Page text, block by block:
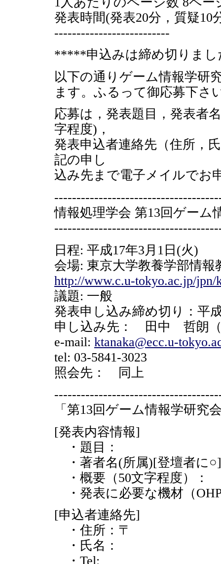
発表時間(発表20分，質疑10
--------------------------
*****申込みは締め切りま
以下の通りゲーム情報学研
ます。ふるって御応募下さ
応募は，発表題目，発表者
字程度)，
発表申込者連絡先（住所，
記の申し
込み先まで電子メイルでお
情報処理学会 第13回ゲーム
日程: 平成17年3月1日(火)
会場: 東京大学教養学部情
http://www.c.u-tokyo.ac.jp/jpn/
議題: 一般
発表申し込み締め切り：平
申し込み先： 田中 哲朗
e-mail: ktanaka@ecc.u-
tel: 03-5841-3023
照会先： 同上
「第13回ゲーム情報学研究
[発表内容情報]
・題目：
・著者名(所属)[登壇者に
・概要（50文字程度）：
・発表に必要な機材（
[申込者連絡先]
・住所：〒
・氏名：
・Tel: